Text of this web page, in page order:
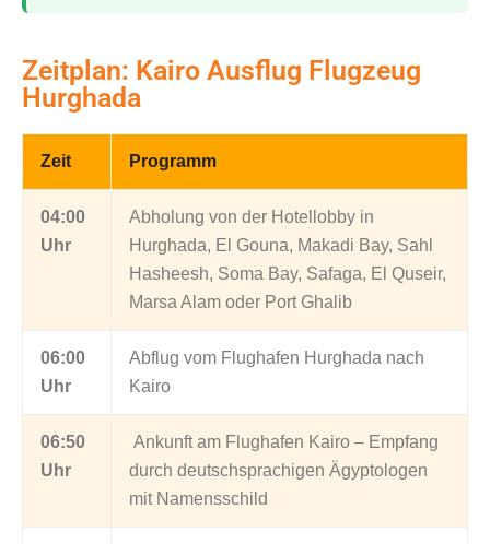
Zeitplan: Kairo Ausflug Flugzeug
Hurghada
Zeit Programm
04:00
Uhr
Abholung von der Hotellobby in
Hurghada, El Gouna, Makadi Bay, Sahl
Hasheesh, Soma Bay, Safaga, El Quseir,
Marsa Alam oder Port Ghalib
06:00
Uhr
Abflug vom Flughafen Hurghada nach
Kairo
06:50
Uhr
Ankunft am Flughafen Kairo – Empfang
durch deutschsprachigen Ägyptologen
mit Namensschild